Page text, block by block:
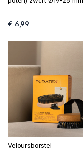
€ 6,99
Veloursborstel